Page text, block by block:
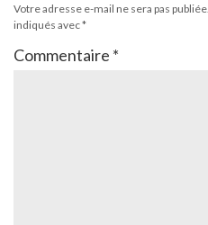
Votre adresse e-mail ne sera pas publiée.
indiqués avec*
Commentaire *